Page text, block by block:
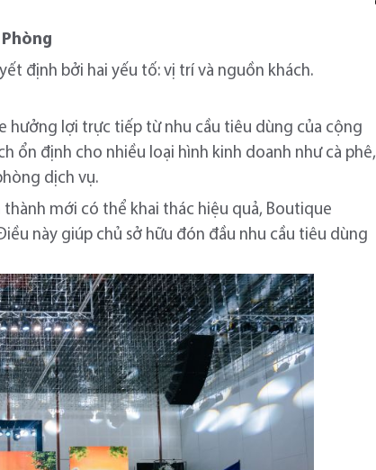
định bởi hai yếu tố: vị trí và nguồn khách.
hưởng lợi trực tiếp từ nhu cầu tiêu dùng của cộng
ổn định cho nhiều loại hình kinh doanh như cà phê,
dịch vụ.
mới có thể khai thác hiệu quả, Boutique
này giúp chủ sở hữu đón đầu nhu cầu tiêu dùng